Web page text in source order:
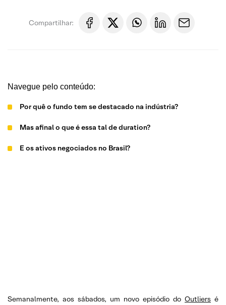
Compartilhar:
Navegue pelo conteúdo:
Por quê o fundo tem se destacado na indústria?
Mas afinal o que é essa tal de duration?
E os ativos negociados no Brasil?
Semanalmente, aos sábados, um novo episódio do Outliers é